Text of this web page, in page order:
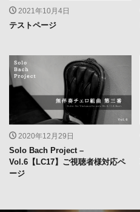
2021年10月4日
テストページ
2020年12月29日
Solo Bach Project –
Vol.6【LC17】ご視聴者様対応ペ
ージ